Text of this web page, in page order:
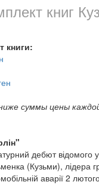
книг
книги:
суммы цены
дебют відомого
(Кузьми), лідера
аварії 2